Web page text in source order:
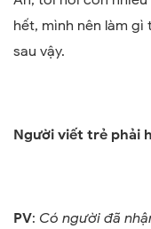
hết, mình nên làm
sau vậy.
Người viết trẻ phải
PV: Có người đã